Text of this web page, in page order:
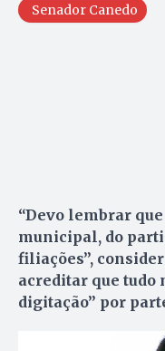
Senador Canedo
“Devo lembrar
municipal, do
filiações”,
acreditar que tudo
digitação” por